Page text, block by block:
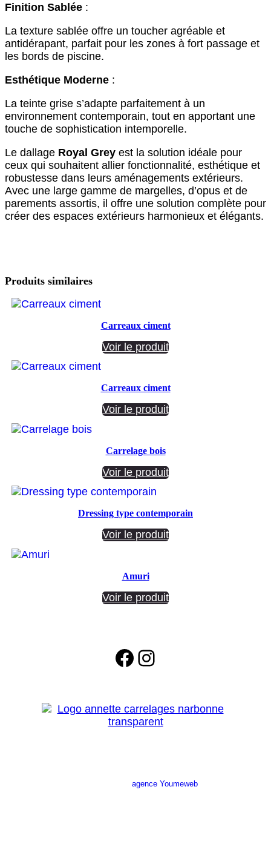
Finition Sablée :
La texture sablée offre un toucher agréable et
antidérapant, parfait pour les zones à fort passage et
les bords de piscine.
Esthétique Moderne :
La teinte grise s’adapte parfaitement à un
environnement contemporain, tout en apportant une
touche de sophistication intemporelle.
Le dallage Royal Grey est la solution idéale pour
ceux qui souhaitent allier fonctionnalité, esthétique et
robustesse dans leurs aménagements extérieurs.
Avec une large gamme de margelles, d’opus et de
parements assortis, il offre une solution complète pour
créer des espaces extérieurs harmonieux et élégants.
Produits similaires
Carreaux ciment
Voir le produit
Carreaux ciment
Voir le produit
Carrelage bois
Voir le produit
Dressing type contemporain
Voir le produit
Amuri
Voir le produit
Facebook
Instagram
agence Youmeweb